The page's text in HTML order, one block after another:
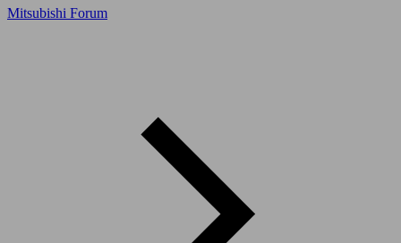
Mitsubishi Forum